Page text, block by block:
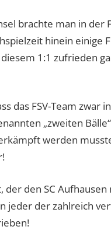
brachte man in der
hinein einige
1:1 zufrieden
das FSV-Team zwar
„zweiten
werden
der den SC
jeder der zahlreich